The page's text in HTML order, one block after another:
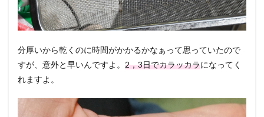
分厚いから乾くのに時間がかかるかなぁって思っていたので
すが、意外と早いんですよ。 2，3日でカラッカラになってく
れますよ。